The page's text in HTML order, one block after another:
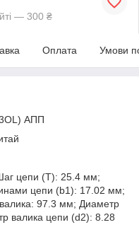
— 300 ₴
Оплата Умови
АПП
цепи (T): 25.4 мм;
цепи (b1): 17.02 мм;
97.3 мм; Диаметр
валика цепи (d2): 8.28